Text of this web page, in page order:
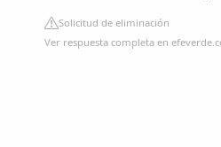
Solicitud de eliminación
Ver respuesta completa en